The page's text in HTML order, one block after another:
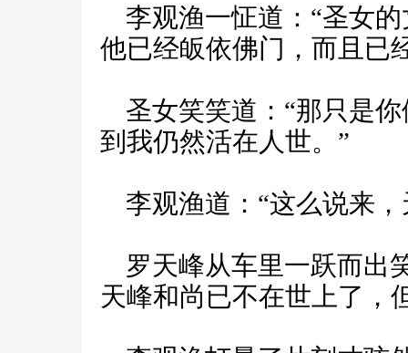
李观渔一怔道：“圣女
他已经皈依佛门，而且已
圣女笑笑道：“那只是
到我仍然活在人世。”
李观渔道：“这么说来
罗天峰从车里一跃而出
天峰和尚已不在世上了，